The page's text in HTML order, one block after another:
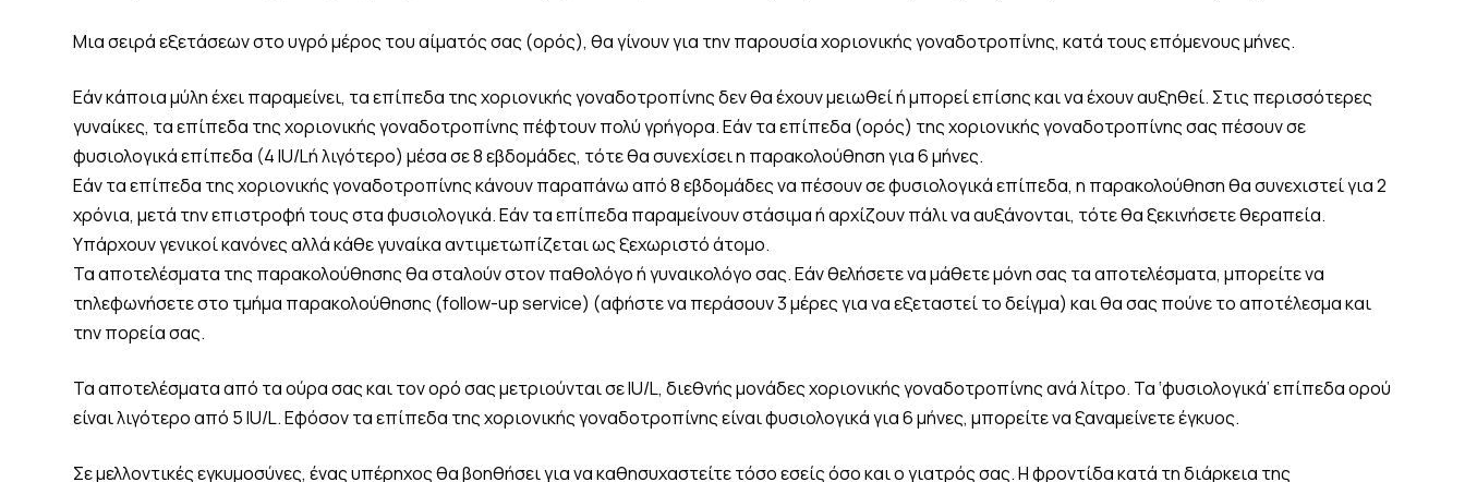
Μια σειρά εξετάσεων στο υγρό μέρος του αίματός σας (ορός), θα γίνουν για την παρουσία χοριονικής γοναδοτροπίνης, κατά τους επόμενους μήνες.
Εάν κάποια μύλη έχει παραμείνει, τα επίπεδα της χοριονικής γοναδοτροπίνης δεν θα έχουν μειωθεί ή μπορεί επίσης και να έχουν αυξηθεί. Στις περισσότερες
γυναίκες, τα επίπεδα της χοριονικής γοναδοτροπίνης πέφτουν πολύ γρήγορα. Εάν τα επίπεδα (ορός) της χοριονικής γοναδοτροπίνης σας πέσουν σε
φυσιολογικά επίπεδα (4 IU/Lή λιγότερο) μέσα σε 8 εβδομάδες, τότε θα συνεχίσει η παρακολούθηση για 6 μήνες.
Εάν τα επίπεδα της χοριονικής γοναδοτροπίνης κάνουν παραπάνω από 8 εβδομάδες να πέσουν σε φυσιολογικά επίπεδα, η παρακολούθηση θα συνεχιστεί για 2
χρόνια, μετά την επιστροφή τους στα φυσιολογικά. Εάν τα επίπεδα παραμείνουν στάσιμα ή αρχίζουν πάλι να αυξάνονται, τότε θα ξεκινήσετε θεραπεία.
Υπάρχουν γενικοί κανόνες αλλά κάθε γυναίκα αντιμετωπίζεται ως ξεχωριστό άτομο.
Τα αποτελέσματα της παρακολούθησης θα σταλούν στον παθολόγο ή γυναικολόγο σας. Εάν θελήσετε να μάθετε μόνη σας τα αποτελέσματα, μπορείτε να
τηλεφωνήσετε στο τμήμα παρακολούθησης (follow-up service) (αφήστε να περάσουν 3 μέρες για να εξεταστεί το δείγμα) και θα σας πούνε το αποτέλεσμα και
την πορεία σας.
Τα αποτελέσματα από τα ούρα σας και τον ορό σας μετριούνται σε IU/L, διεθνής μονάδες χοριονικής γοναδοτροπίνης ανά λίτρο. Τα ‘φυσιολογικά’ επίπεδα ορού
είναι λιγότερο από 5 IU/L. Εφόσον τα επίπεδα της χοριονικής γοναδοτροπίνης είναι φυσιολογικά για 6 μήνες, μπορείτε να ξαναμείνετε έγκυος.
Σε μελλοντικές εγκυμοσύνες, ένας υπέρηχος θα βοηθήσει για να καθησυχαστείτε τόσο εσείς όσο και ο γιατρός σας. Η φροντίδα κατά τη διάρκεια της